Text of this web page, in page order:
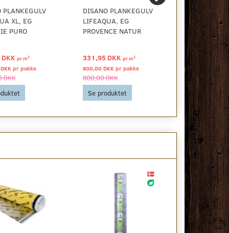
PLANKEGULV
XL, EG
PURO
prm2
prpakke
DKK
DISANO PLANKEGULV
LIFEAQUA, EG
PROVENCE NATUR
331,95 DKK prm2
800,00 DKK pr pakke
800,00 DKK
Se produktet
DISANO
LIFEAQUA
375,00
1.076,25 DKK
1.076,25 DKK
Se